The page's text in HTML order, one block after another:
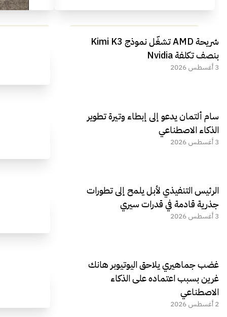
مراجعة شاملة لعملاق الألعاب
الجديد REDMAGIC 11 AIR
شريحة AMD تشغّل نموذج Kimi K3
بنصف تكلفة Nvidia
3 أغسطس 2026
سام ألتمان يدعو إلى إبطاء وتيرة تطوير
الذكاء الاصطناعي
3 أغسطس 2026
الرئيس التنفيذي لأبل يلمح إلى تطورات
جذرية قادمة في قدرات سيري
3 أغسطس 2026
غضب جماهيري يلاحق اليوتيوبر هانك
غرين بسبب اعتماده على الذكاء
الاصطناعي
2 أغسطس 2026